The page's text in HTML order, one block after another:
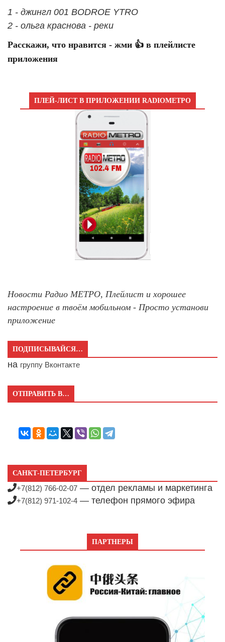
1 - джингл 001 BODROE YTRO
2 - ольга краснова - реки
Расскажи, что нравится - жми 👍 в плейлисте
приложения
ПЛЕЙ-ЛИСТ В ПРИЛОЖЕНИИ RADIOМЕТРО
Новости Радио МЕТРО, Плейлист и хорошее
настроение в твоём мобильном - Просто установи
приложение
ПОДПИСЫВАЙСЯ…
на группу Вконтакте
ОТПРАВИТЬ В…
САНКТ-ПЕТЕРБУРГ
+7(812) 766-02-07 — отдел рекламы и маркетинга
+7(812) 971-102-4 — телефон прямого эфира
ПАРТНЕРЫ